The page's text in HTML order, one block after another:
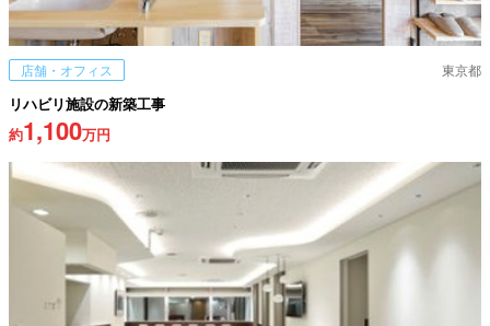
店舗・オフィス 東京都
リハビリ施設の新築工事
約1,100万円